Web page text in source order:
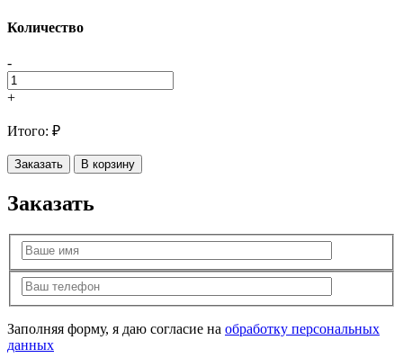
Количество
-
+
Итого: ₽
Заказать В корзину
Заказать
Заполняя форму, я даю согласие на обработку персональных
данных